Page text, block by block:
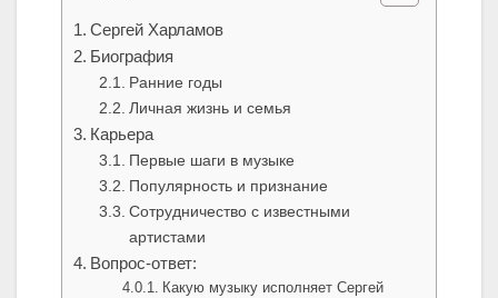
Сергей Харламов
Биография
Ранние годы
Личная жизнь и семья
Карьера
Первые шаги в музыке
Популярность и признание
Сотрудничество с известными
артистами
Вопрос-ответ:
Какую музыку исполняет Сергей